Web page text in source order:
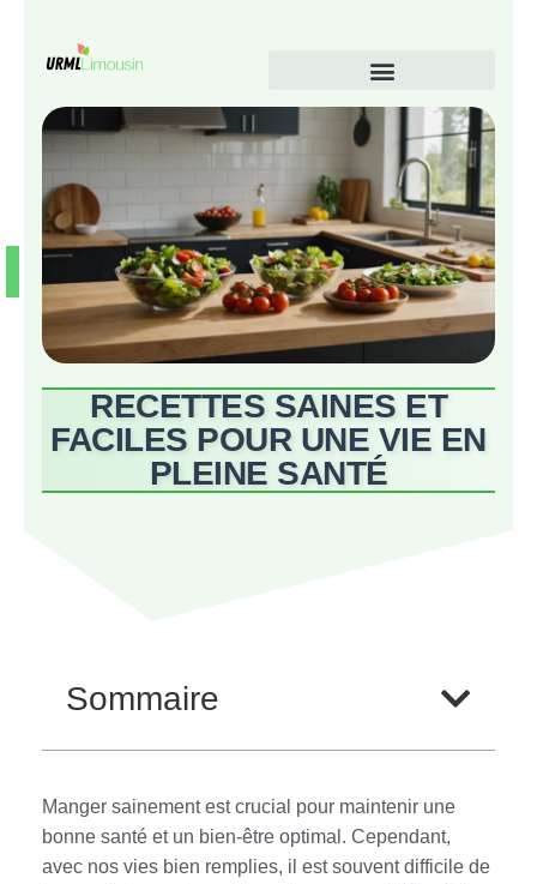
RECETTES SAINES ET
FACILES POUR UNE VIE EN
PLEINE SANTÉ
Sommaire
Manger sainement est crucial pour maintenir une
bonne santé et un bien-être optimal. Cependant,
avec nos vies bien remplies, il est souvent difficile de